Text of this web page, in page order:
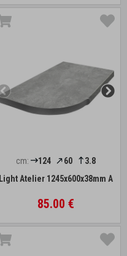
cm: 124 60
3.8
Light Atelier 1245x600x38mm A
85.00 €